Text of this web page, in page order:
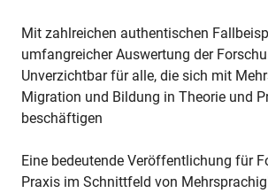
Mit zahlreichen authentischen
umfangreicher Auswertung der
Unverzichtbar für alle, die sich mit
Migration und Bildung in Theorie und
beschäftigen
Eine bedeutende Veröffentlichung für
Praxis im Schnittfeld von